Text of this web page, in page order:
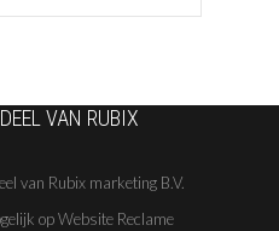
VAN RUBIX
van Rubix marketing B.V.
op Website Reclame